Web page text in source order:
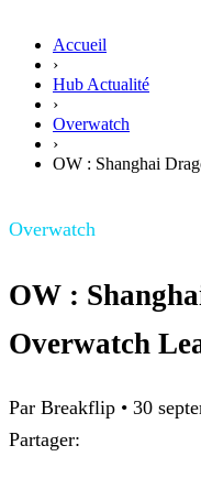
Accueil
›
Hub Actualité
›
Overwatch
›
OW : Shanghai
Overwatch
OW :
Overwatch
Par Breakflip • 30
Partager: